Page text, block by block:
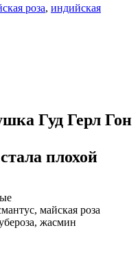
роза, индийская
Гуд Герл Гон
плохой
майская роза
жасмин